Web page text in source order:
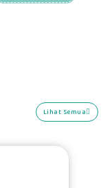
Lihat Semua